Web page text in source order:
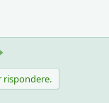
rispondere.